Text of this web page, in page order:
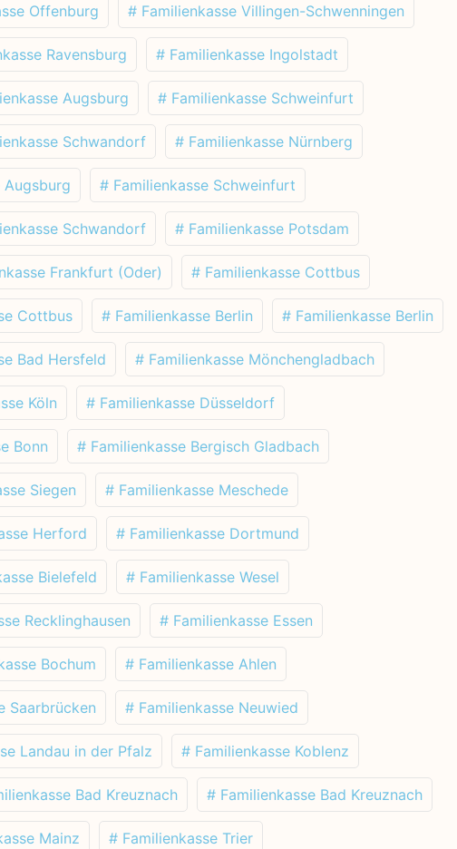
Offenburg # Familienkasse Villingen-Schwenningen
Ravensburg # Familienkasse Ingolstadt
Augsburg # Familienkasse Schweinfurt
Schwandorf # Familienkasse Nürnberg
Augsburg # Familienkasse Schweinfurt
Schwandorf # Familienkasse Potsdam
Frankfurt (Oder) # Familienkasse Cottbus
Cottbus # Familienkasse Berlin # Familienkasse Berlin
Bad Hersfeld # Familienkasse Mönchengladbach
Köln # Familienkasse Düsseldorf
Bonn # Familienkasse Bergisch Gladbach
Siegen # Familienkasse Meschede
Herford # Familienkasse Dortmund
Bielefeld # Familienkasse Wesel
Recklinghausen # Familienkasse Essen
Bochum # Familienkasse Ahlen
Saarbrücken # Familienkasse Neuwied
Landau in der Pfalz # Familienkasse Koblenz
Bad Kreuznach # Familienkasse Bad Kreuznach
Mainz # Familienkasse Trier